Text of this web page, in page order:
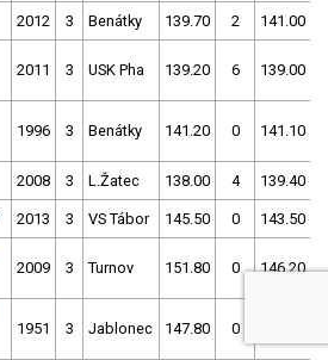
2012 3 Benátky 139.70 2 141.00
2011 3 USK Pha 139.20 6 139.00
1996 3 Benátky 141.20 0 141.10
2008 3 L.Žatec 138.00 4 139.40
2013 3 VS Tábor 145.50 0 143.50
2009 3 Turnov 151.80 0 146.20
1951 3 Jablonec 147.80 0